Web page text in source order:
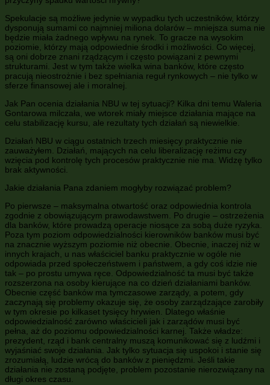
Spekulacje są możliwe jedynie w wypadku tych uczestników, którzy
dysponują sumami co najmniej miliona dolarów – mniejsza suma nie
będzie miała żadnego wpływu na rynek. To gracze na wysokim
poziomie, którzy mają odpowiednie środki i możliwości. Co więcej,
są oni dobrze znani rządzącym i często powiązani z pewnymi
strukturami. Jest w tym także wielka wina banków, które często
pracują nieostrożnie i bez spełniania reguł rynkowych – nie tylko w
sferze finansowej ale i moralnej.
Jak Pan ocenia działania NBU w tej sytuacji? Kilka dni temu Waleria
Gontarowa milczała, we wtorek miały miejsce działania mające na
celu stabilizację kursu, ale rezultaty tych działań są niewielkie.
Działań NBU w ciągu ostatnich trzech miesięcy praktycznie nie
zauważyłem. Działań, mających na celu liberalizację reżimu czy
wzięcia pod kontrolę tych procesów praktycznie nie ma. Widzę tylko
brak aktywności.
Jakie działania Pana zdaniem mogłyby rozwiązać problem?
Po pierwsze – maksymalna otwartość oraz odpowiednia kontrola
zgodnie z obowiązującym prawodawstwem. Po drugie – ostrzeżenia
dla banków, które prowadzą operacje niosące za sobą duże ryzyka.
Poza tym poziom odpowiedzialności kierowników banków musi być
na znacznie wyższym poziomie niż obecnie. Obecnie, inaczej niż w
innych krajach, u nas właściciel banku praktycznie w ogóle nie
odpowiada przed społeczeństwem i państwem, a gdy coś idzie nie
tak – po prostu umywa ręce. Odpowiedzialność ta musi być także
rozszerzona na osoby kierujące na co dzień działaniami banków.
Obecnie część banków ma tymczasowe zarządy, a potem, gdy
zaczynają się problemy okazuje się, że osoby zarządzające zarobiły
w tym okresie po kilkaset tysięcy hrywien. Dlatego właśnie
odpowiedzialność zarówno właścicieli jak i zarządów musi być
pełna, aż do poziomu odpowiedzialności karnej. Także władze:
prezydent, rząd i bank centralny muszą komunikować się z ludźmi i
wyjaśniać swoje działania. Jak tylko sytuacja się uspokoi i stanie się
zrozumiałą, ludzie wrócą do banków z pieniędzmi. Jeśli takie
działania nie zostaną podjęte, problem pozostanie nierozwiązany na
długi okres czasu.